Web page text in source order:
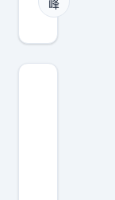
篮
；
进
剩
们
理
已
经
峰